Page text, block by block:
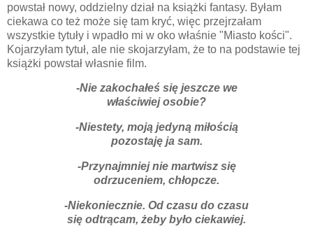
powstał nowy, oddzielny dział na książki fantasy. Byłam
ciekawa co też może się tam kryć, więc przejrzałam
wszystkie tytuły i wpadło mi w oko właśnie "Miasto kości".
Kojarzyłam tytuł, ale nie skojarzyłam, że to na podstawie tej
książki powstał własnie film.
-Nie zakochałeś się jeszcze we
właściwiej osobie?
-Niestety, moją jedyną miłością
pozostaję ja sam.
-Przynajmniej nie martwisz się
odrzuceniem, chłopcze.
-Niekoniecznie. Od czasu do czasu
się odtrącam, żeby było ciekawiej.